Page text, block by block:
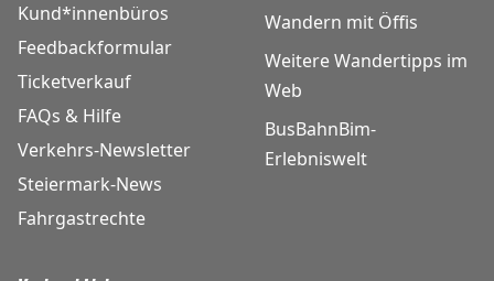
Kund*innenbüros
Feedbackformular
Ticketverkauf
FAQs & Hilfe
Verkehrs-Newsletter
Steiermark-News
Fahrgastrechte
Wandern mit Öffis
Weitere Wandertipps im
Web
BusBahnBim-
Erlebniswelt